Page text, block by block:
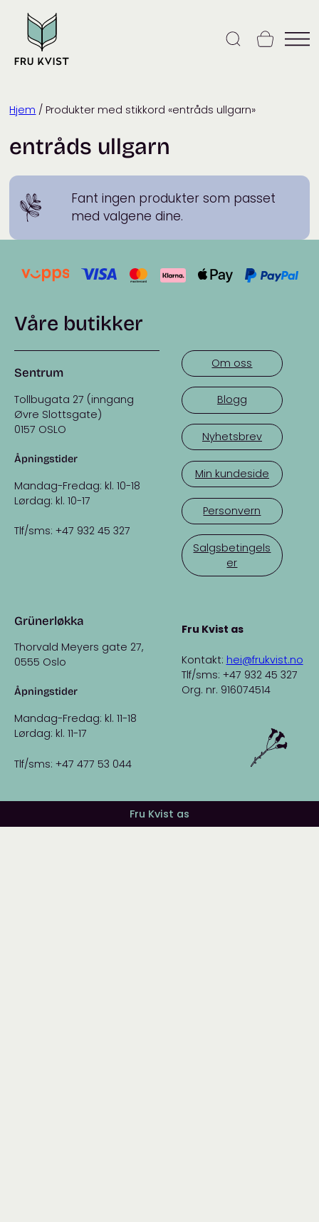
content
Hjem / Produkter med stikkord «entråds ullgarn»
entråds ullgarn
Fant ingen produkter som passet
med valgene dine.
Våre butikker
Sentrum
Tollbugata 27 (inngang
Øvre Slottsgate)
0157 OSLO
Åpningstider
Mandag-Fredag: kl. 10-18
Lørdag: kl. 10-17
Tlf/sms: +47 932 45 327
Grünerløkka
Thorvald Meyers gate 27,
0555 Oslo
Åpningstider
Mandag-Fredag: kl. 11-18
Lørdag: kl. 11-17
Tlf/sms: +47 477 53 044
Om oss
Blogg
Nyhetsbrev
Min kundeside
Personvern
Salgsbetingels
er
Fru Kvist as
Kontakt: hei@frukvist.no
Tlf/sms: +47 932 45 327
Org. nr. 916074514
Fru Kvist as